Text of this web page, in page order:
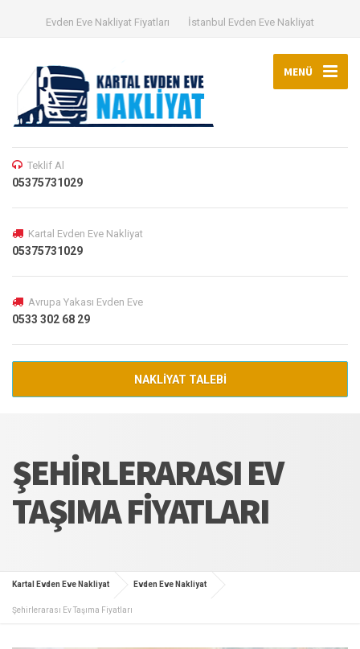
Evden Eve Nakliyat Fiyatları İstanbul Evden Eve Nakliyat
MENÜ
Teklif Al
05375731029
Kartal Evden Eve Nakliyat
05375731029
Avrupa Yakası Evden Eve
0533 302 68 29
NAKLİYAT TALEBİ
ŞEHIRLERARASI EV
TAŞIMA FIYATLARI
Kartal Evden Eve Nakliyat Evden Eve Nakliyat
Şehirlerarası Ev Taşıma Fiyatları